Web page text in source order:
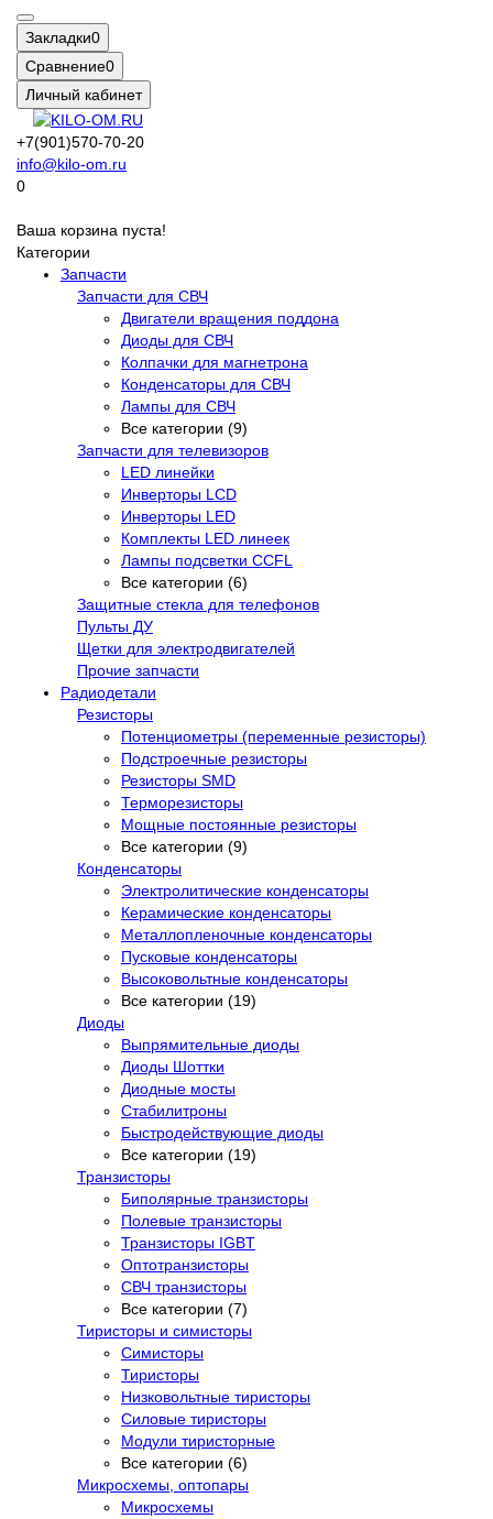
Закладки0
Сравнение0
Личный кабинет
+7(901)570-70-20
info@kilo-om.ru
0
Ваша корзина пуста!
Категории
Запчасти
Запчасти для СВЧ
Двигатели вращения поддона
Диоды для СВЧ
Колпачки для магнетрона
Конденсаторы для СВЧ
Лампы для СВЧ
Все категории (9)
Запчасти для телевизоров
LED линейки
Инверторы LCD
Инверторы LED
Комплекты LED линеек
Лампы подсветки CCFL
Все категории (6)
Защитные стекла для телефонов
Пульты ДУ
Щетки для электродвигателей
Прочие запчасти
Радиодетали
Резисторы
Потенциометры (переменные резисторы)
Подстроечные резисторы
Резисторы SMD
Терморезисторы
Мощные постоянные резисторы
Все категории (9)
Конденсаторы
Электролитические конденсаторы
Керамические конденсаторы
Металлопленочные конденсаторы
Пусковые конденсаторы
Высоковольтные конденсаторы
Все категории (19)
Диоды
Выпрямительные диоды
Диоды Шоттки
Диодные мосты
Стабилитроны
Быстродействующие диоды
Все категории (19)
Транзисторы
Биполярные транзисторы
Полевые транзисторы
Транзисторы IGBT
Оптотранзисторы
СВЧ транзисторы
Все категории (7)
Тиристоры и симисторы
Симисторы
Тиристоры
Низковольтные тиристоры
Силовые тиристоры
Модули тиристорные
Все категории (6)
Микросхемы, оптопары
Микросхемы